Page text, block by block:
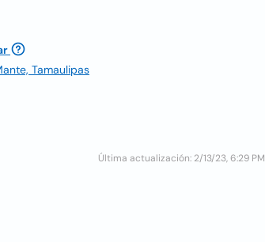
Tamaulipas
Última actualización: 2/13/23, 6:29 PM